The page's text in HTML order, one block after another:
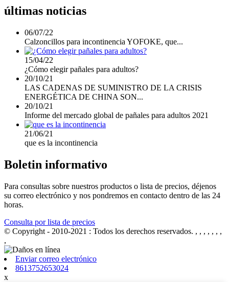
últimas noticias
06/07/22
Calzoncillos para incontinencia YOFOKE, que...
15/04/22
¿Cómo elegir pañales para adultos?
20/10/21
LAS CADENAS DE SUMINISTRO DE LA CRISIS
ENERGÉTICA DE CHINA SON...
20/10/21
Informe del mercado global de pañales para adultos 2021
21/06/21
que es la incontinencia
Boletin informativo
Para consultas sobre nuestros productos o lista de precios, déjenos
su correo electrónico y nos pondremos en contacto dentro de las 24
horas.
Consulta por lista de precios
© Copyright - 2010-2021 : Todos los derechos reservados. , , , , , , ,
,
Enviar correo electrónico
8613752653024
x